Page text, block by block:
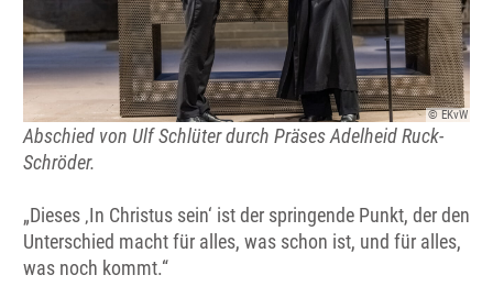
© EKvW
Abschied von Ulf Schlüter durch Präses Adelheid Ruck-
Schröder.
„Dieses ‚In Christus sein‘ ist der springende Punkt, der den
Unterschied macht für alles, was schon ist, und für alles,
was noch kommt.“